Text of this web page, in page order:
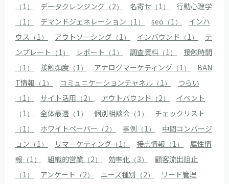
（1）
データクレンジング（2） 名寄せ（1）
行動心理学
（1）
デマンドジェネレーション（1） seo（1）
インハ
ウス（1）
アウトソーシング（1） インバウンド（1）
テ
ンプレート（1）
レポート（1） 調査資料（1）
接触時間
（1）
接触頻度（1） アナログマーケティング（1）
BAN
T情報（1）
コミュニケーションチャネル（1）
つらい
（1）
サイト活用（2） アウトバウンド（2）
イベント
（1）
全体最適（1） 個別相談会（1）
チェックリスト
（1）
ホワイトペーパー（2） 事例（1）
中間コンバージ
ョン（1）
リマーケティング（1） 接点情報（1）
属性情
報（1）
組織的営業（2） 効率化（3）
顧客流出阻止
（1）
アンケート（2） ニーズ種別（2）
リード管理